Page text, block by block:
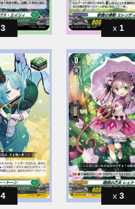
3 1
4 3